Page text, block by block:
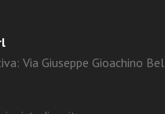
Via Giuseppe Gioachino